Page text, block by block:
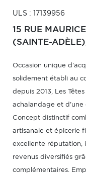
ULS : 17139956
15 RUE
(SAINTE-
Occasion unique
solidement établi au
depuis 2013, Les
achalandage et d'une
Concept distinctif
artisanale et épicerie
excellente réputation,
revenus diversifiés
complémentaires.